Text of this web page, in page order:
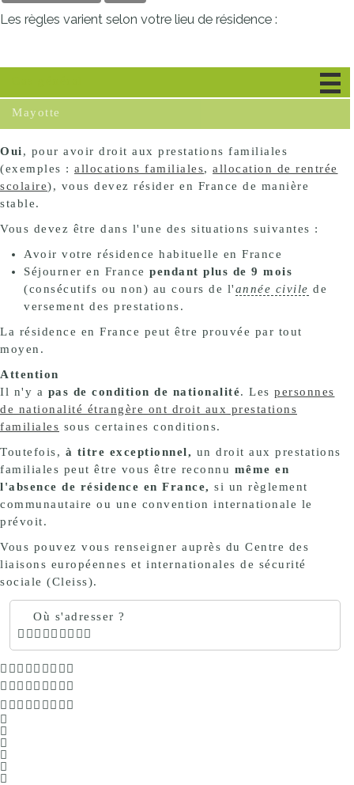
Les règles varient selon votre lieu de résidence :
Mayotte
Oui, pour avoir droit aux prestations familiales
(exemples : allocations familiales, allocation de rentrée
scolaire), vous devez résider en France de manière
stable.
Vous devez être dans l'une des situations suivantes :
Avoir votre résidence habituelle en France
Séjourner en France pendant plus de 9 mois
(consécutifs ou non) au cours de l'année civile de
versement des prestations.
La résidence en France peut être prouvée par tout
moyen.
Attention
Il n'y a pas de condition de nationalité. Les personnes
de nationalité étrangère ont droit aux prestations
familiales sous certaines conditions.
Toutefois, à titre exceptionnel, un droit aux prestations
familiales peut être vous être reconnu même en
l'absence de résidence en France, si un règlement
communautaire ou une convention internationale le
prévoit.
Vous pouvez vous renseigner auprès du Centre des
liaisons européennes et internationales de sécurité
sociale (Cleiss).
Où s'adresser ?